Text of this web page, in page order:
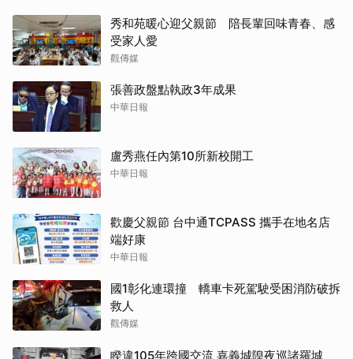
秀和苑暖心迎父親節 陪長輩回味青春、感
受家人愛
觀傳媒
張善政盤點執政3年成果
中華日報
盧秀燕任內第10所新校開工
中華日報
歡慶父親節 台中通TCPASS 攜手在地名店
端好康
中華日報
國1彰化連環撞 轎車卡死駕駛受困消防破拆
救人
觀傳媒
睽違105年跨國交流 嘉義城隍夜巡諸羅城